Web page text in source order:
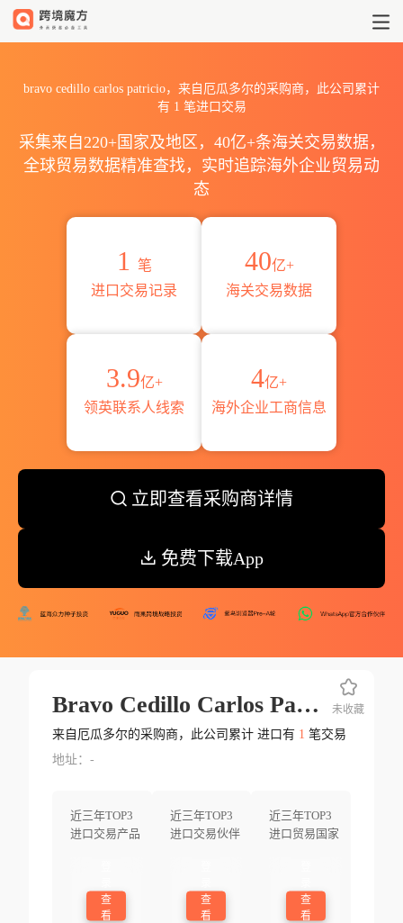
bravo cedillo carlos patricio，来自厄瓜多尔的采购商，此公司累计
有 1 笔进口交易
采集来自220+国家及地区，40亿+条海关交易数据，
全球贸易数据精准查找，实时追踪海外企业贸易动
态
1
笔
进口交易记录
40亿+
海关交易数据
3.9亿+
领英联系人线索
4亿+
海外企业工商信息
立即查看采购商详情
免费下载App
Bravo Cedillo Carlos Patricio
来自厄瓜多尔的采购商，此公司累计 进口有 1 笔交易
地址：-
近三年TOP3
进口交易产品
查
看
近三年TOP3
进口交易伙伴
查
看
近三年TOP3
进口贸易国家
查
看
未收藏